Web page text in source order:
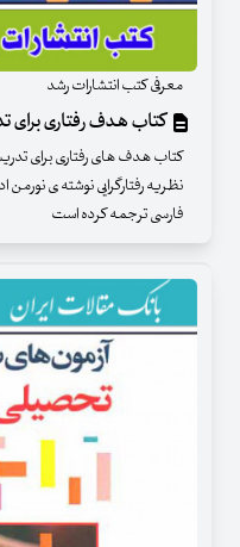
معرفی کتب انتشارات رشد
کتاب هدف رفتاری برای
کتاب هدف های رفتاری برای
نظریه رفتارگرایی نوشته ی نورمن
فارسی ترجمه کرده است